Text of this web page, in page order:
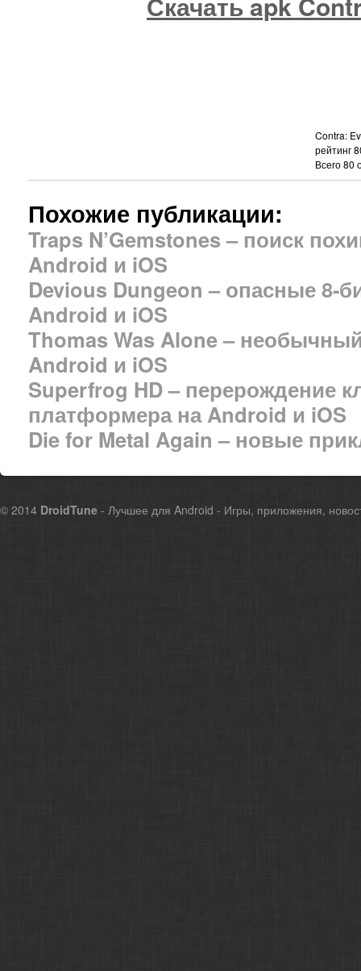
Contra:
рейтинг
Всего80
Похожие публикации:
Traps N’Gemstones – поиск
Android и iOS
Devious Dungeon – опасные 8-
Android и iOS
Thomas Was Alone –
Android и iOS
Superfrog HD – перерождение
платформера на Android и iOS
Die for Metal Again – новые
© 2014 DroidTune - Лучшее для Android - Игры, приложения,